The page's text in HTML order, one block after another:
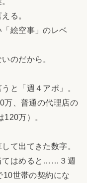
る。
絵空事」のレベ
のだから。
と「週４アポ」。
、普通の代理店の
万）。
て出てきた数字。
てはめると……３週
10世帯の契約にな